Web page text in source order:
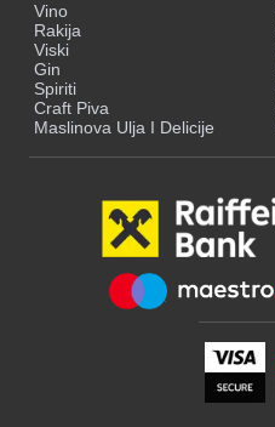
Vino
Rakija
Viski
Gin
Spiriti
Craft Piva
Maslinova Ulja I Delicije